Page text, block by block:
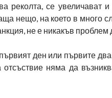
реколта, се увеличават
нещо, на което в много
не е никакъв
ден или първите
отсъствие няма да